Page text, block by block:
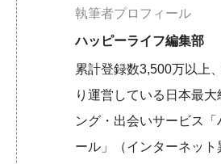
執筆者プロフィール
ハッピーライフ編集部
累計登録数3,500万以上
り運営している日本最大
ング・出会いサービス「
ール」（インターネット